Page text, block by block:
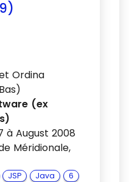
Ordina
(ex
à August 2008
Méridionale,
JSP Java 6